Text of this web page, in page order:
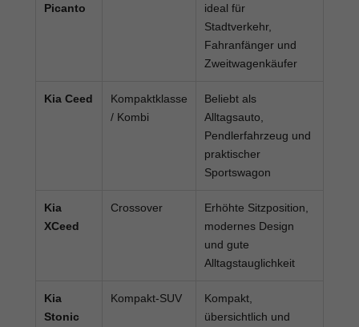
Picanto
ideal für
Stadtverkehr,
Fahranfänger und
Zweitwagenkäufer
Kia Ceed
Kompaktklasse
/ Kombi
Beliebt als
Alltagsauto,
Pendlerfahrzeug und
praktischer
Sportswagon
Kia
XCeed
Crossover
Erhöhte Sitzposition,
modernes Design
und gute
Alltagstauglichkeit
Kia
Stonic
Kompakt-SUV
Kompakt,
übersichtlich und